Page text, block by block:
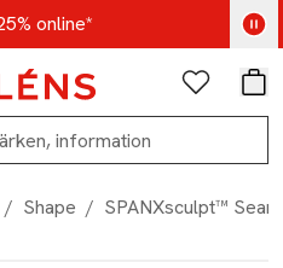
online*
- Shoppa nu
Favoriter
/ Shape / SPANXsculpt™